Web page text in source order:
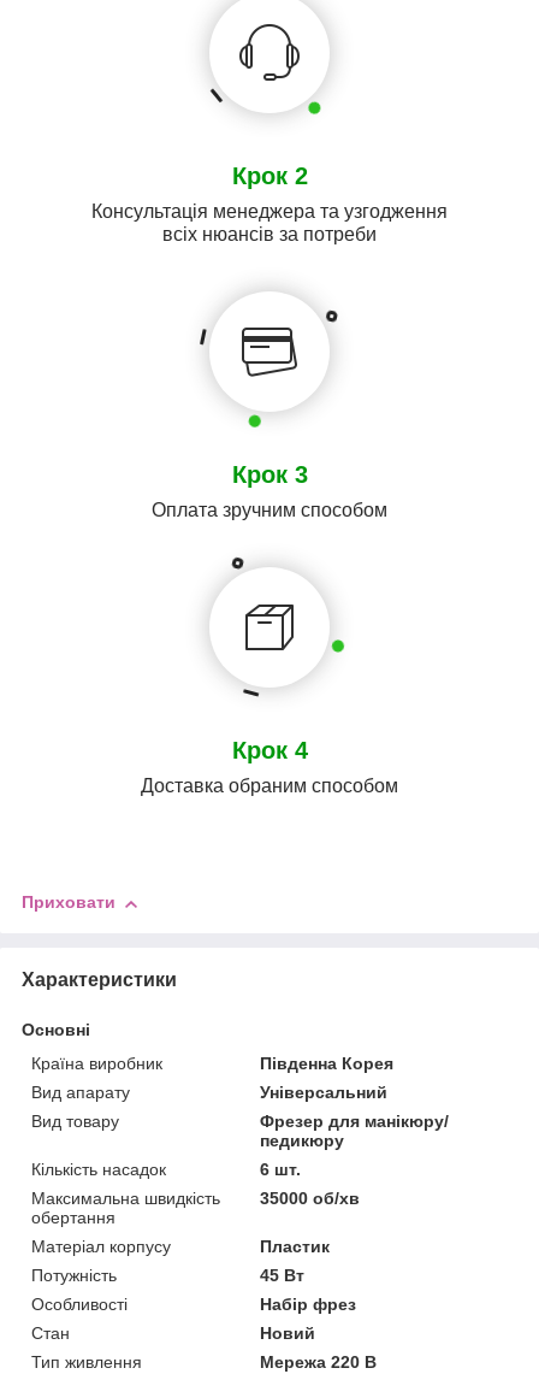
Крок 2
Консультація менеджера та узгодження
всіх нюансів за потреби
Крок 3
Оплата зручним способом
Крок 4
Доставка обраним способом
Приховати
Характеристики
Основні
Країна виробник
Південна Корея
Вид апарату
Універсальний
Вид товару
Фрезер для манікюру/
педикюру
Кількість насадок
6 шт.
Максимальна швидкість
обертання
35000 об/хв
Матеріал корпусу
Пластик
Потужність
45 Вт
Особливості
Набір фрез
Стан
Новий
Тип живлення
Мережа 220 В